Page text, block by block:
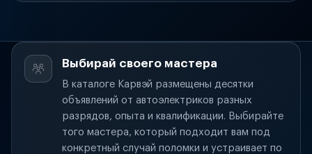
Выбирай своего мастера
В каталоге Карвэй размещены десятки
объявлений от автоэлектриков разных
разрядов, опыта и квалификации. Выбирайте
того мастера, который подходит вам под
конкретный случай поломки и устраивает по